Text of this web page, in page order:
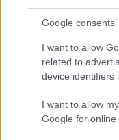
Google consents
I want to allow
related to
device identifiers
I want to allow
Google for online
Ennyiből lehet
egy lakást